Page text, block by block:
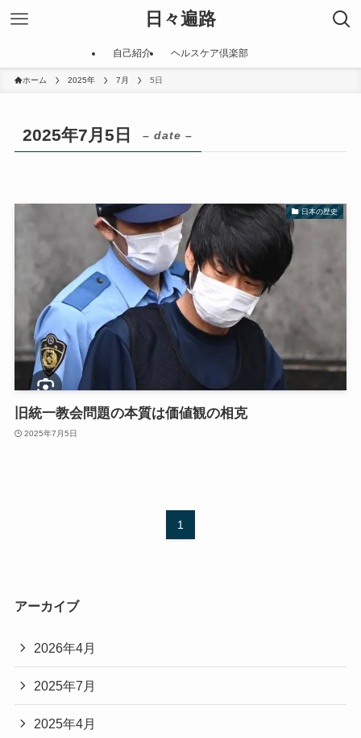
日々遍路
自己紹介 ヘルスケア倶楽部
ホーム 2025年 7月 5日
2025年7月5日 – date –
日本の歴史
旧統一教会問題の本質は価値観の相克
2025年7月5日
1
アーカイブ
2026年4月
2025年7月
2025年4月